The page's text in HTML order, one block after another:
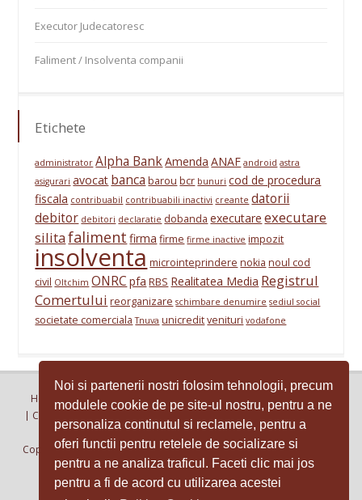
Noi si partenerii nostri folosim tehnologii, precum
modulele cookie de pe site-ul nostru, pentru a ne
personaliza continutul si reclamele, pentru a
oferi functii pentru retelele de socializare si
pentru a ne analiza traficul. Faceti clic mai jos
pentru a fi de acord cu utilizarea acestei
Executor Judecatoresc
Faliment / Insolventa companii
Etichete
administrator Alpha BankAmenda ANAF android astra
asigurari avocat banca barou bcr bunuri cod de procedura
fiscala contribuabil contribuabili inactivi creante datorii
debitor debitori declaratie dobanda executare executare
silitafaliment firma firme firme inactive impozit
insolventa microinteprindere nokia noul cod
civil Oltchim ONRC pfa RBS Realitatea Media Registrul
Comertului reorganizare schimbare denumire sediul social
societate comerciala Tnuva unicredit venituri vodafone
Home Despre Noi Aparitii in presa / Media
Contact
Recuperare, Colectare creante, debite, datorii Romania
Politica de confidentialitate
Politica cookies
Copyright © 2015 KIA Electromagnetica Business Park - Calea Rahovei
nr.266-268, corp 2, etaj 2, camera 26F, S.5 - BUCURESTI Tel:
0214107710